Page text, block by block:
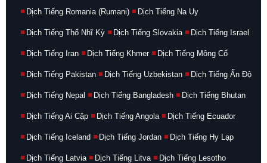
Dịch Tiếng Romania (Rumani) Dịch Tiếng Na Uy
Dịch Tiếng Thổ Nhĩ Kỳ Dịch Tiếng Slovakia Dịch Tiếng Israel
Dịch Tiếng Iran Dịch Tiếng Khmer Dịch Tiếng Mông Cổ
Dịch Tiếng Pakistan Dịch Tiếng Uzbekistan Dịch Tiếng Ấn Độ
Dịch Tiếng Nepal Dịch Tiếng Bangladesh Dịch Tiếng Bhutan
Dịch Tiếng Ai Cập Dịch Tiếng Angola Dịch Tiếng Ecuador
Dịch Tiếng Iceland Dịch Tiếng Jordan Dịch Tiếng Hy Lạp
Dịch Tiếng Latvia Dịch Tiếng Litva Dịch Tiếng Lesotho